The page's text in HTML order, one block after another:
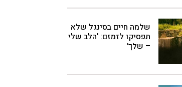
שלמה חיים בסינגל שלא
תפסיקו לזמזם: 'הלב שלי
– שלך'